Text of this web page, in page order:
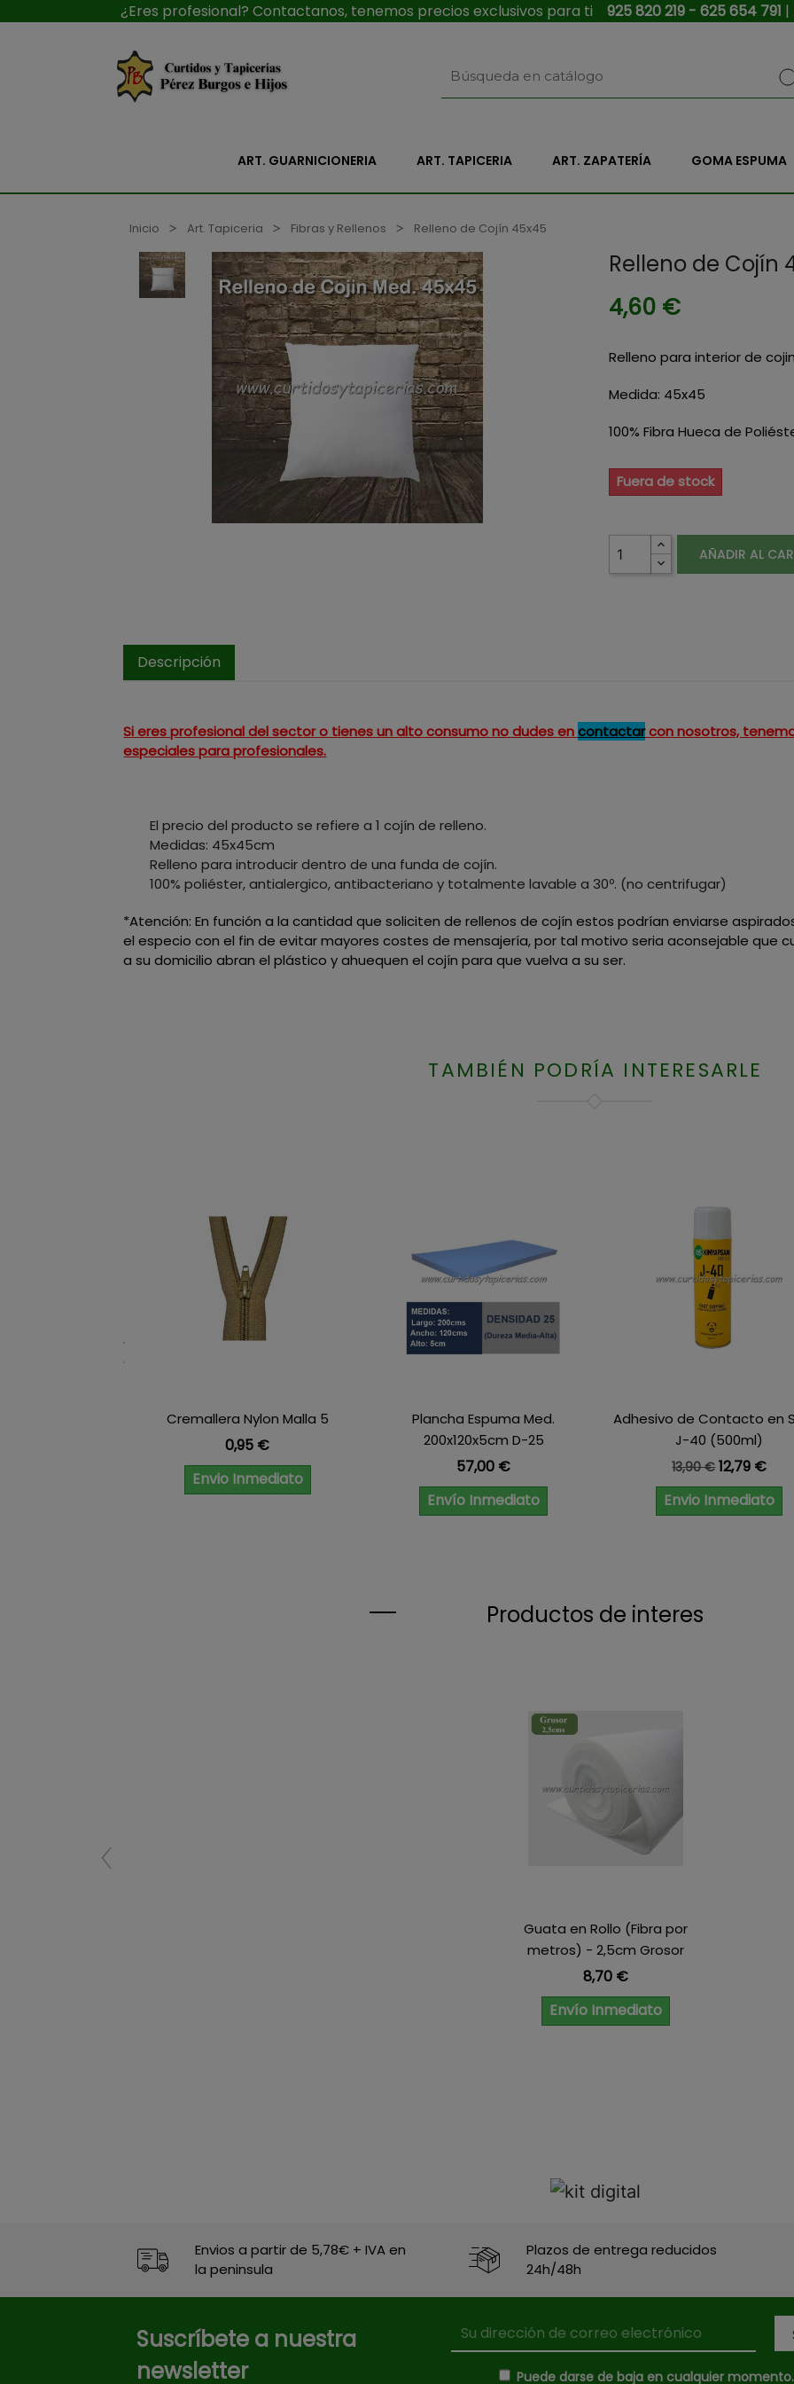
¿Eres profesional? Contactanos, tenemos precios exclusivos para ti 925 820 219 - 625 654 791 |
ART. GUARNICIONERIA ART. TAPICERIA ART. ZAPATERÍA GOMA ESPUMA
Inicio Art. Tapiceria Fibras y Rellenos Relleno de Cojín 45x45
Relleno de Cojín
4,60 €
Relleno para interior de
Medida: 45x45
100% Fibra Hueca de
Fuera de stock
AÑADIR AL
Descripción
Si eres profesional del sector o tienes un alto consumo no dudes encontactarcon nosotros,
especiales para profesionales.
El precio del producto se refiere a 1 cojín de relleno.
Medidas: 45x45cm
Relleno para introducir dentro de una funda de cojín.
100% poliéster, antialergico, antibacteriano y totalmente lavable a 30º. (no centrifugar)
*Atención: En función a la cantidad que soliciten de rellenos de cojín estos podrían enviarse
el especio con el fin de evitar mayores costes de mensajería, por tal motivo seria aconsejable que
a su domicilio abran el plástico y ahuequen el cojín para que vuelva a su ser.
TAMBIÉN PODRÍA INTERESARLE
Cremallera Nylon Malla 5
Precio
0,95 €
Envio Inmediato
Plancha Espuma Med.
200x120x5cm D-25
Precio
57,00 €
Envío Inmediato
Adhesivo de Contacto en
J-40 (500ml)
Precio base
13,90 €Precio
12,79 €
Envio Inmediato
Productos de interes
Guata en Rollo (Fibra por
metros) - 2,5cm Grosor
Precio
8,70 €
Envío Inmediato
Envios a partir de 5,78€ + IVA en
la peninsula
Plazos de entrega reducidos
24h/48h
Suscríbete a nuestra
newsletter
Puede darse de baja en cualquier